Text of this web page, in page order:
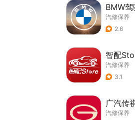
BMW
汽修保养
2.6
智配
汽修保养
3.1
广汽传
汽修保养